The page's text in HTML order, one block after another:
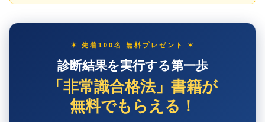
✶ 先着100名 無料プレゼント ✶
診断結果を実行する第一歩
「非常識合格法」書籍が
無料でもらえる！